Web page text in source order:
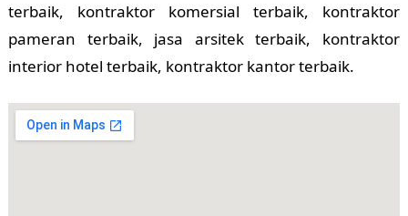
terbaik, kontraktor komersial terbaik, kontraktor
pameran terbaik, jasa arsitek terbaik, kontraktor
interior hotel terbaik, kontraktor kantor terbaik.